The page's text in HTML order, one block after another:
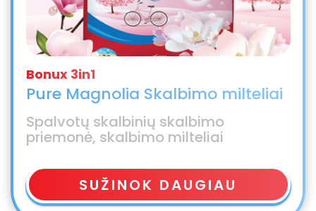
Pure Magnolia Skalbimo milteliai
Spalvotų skalbinių skalbimo
priemonė, skalbimo milteliai
SUŽINOK DAUGIAU